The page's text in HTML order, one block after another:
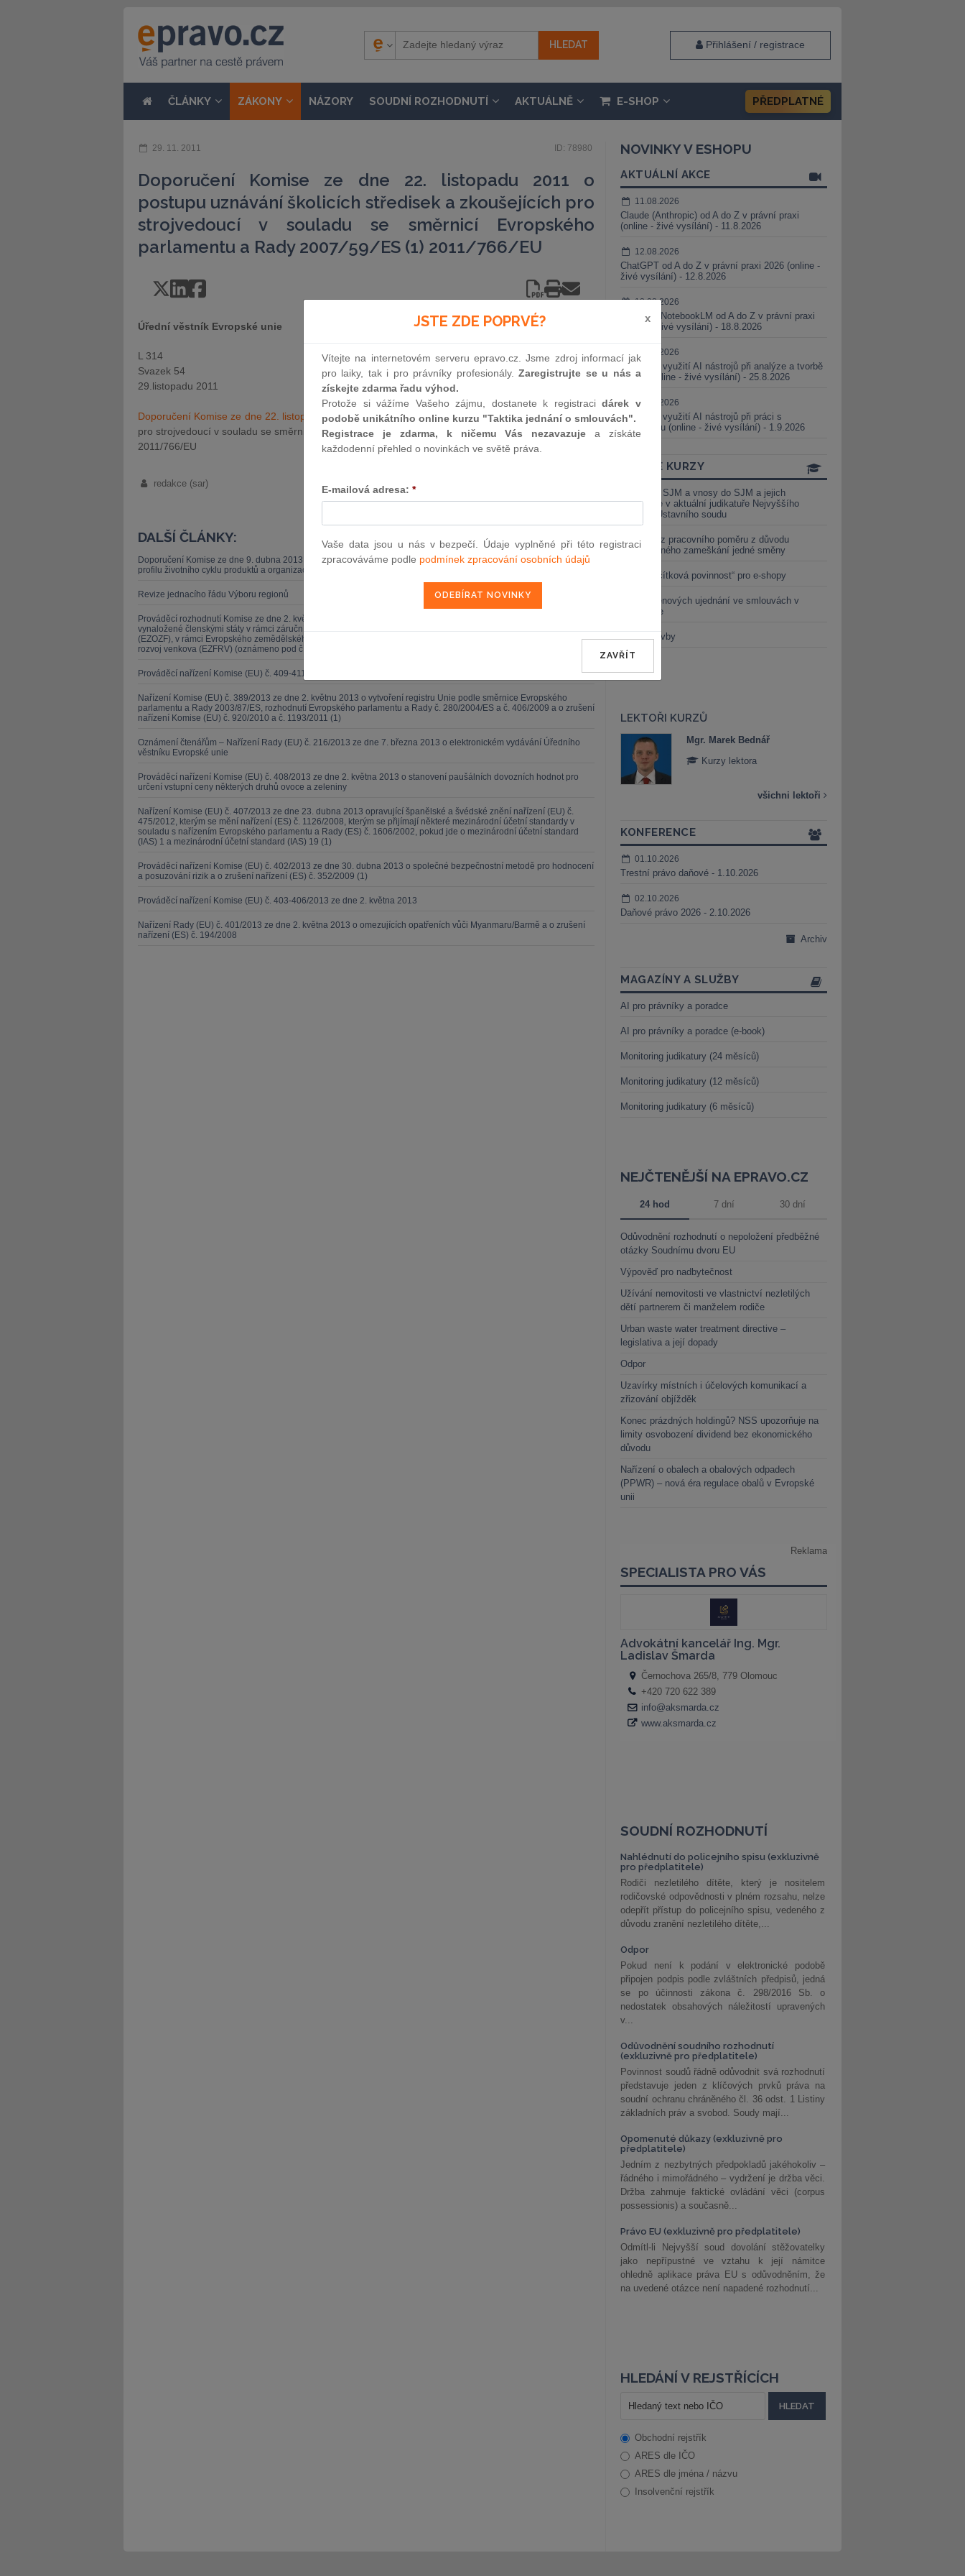
Přihlášení / registrace
ČLÁNKY ZÁKONY NÁZORY SOUDNÍ ROZHODNUTÍ AKTUÁLNĚ E-SHOP PŘEDPLATNÉ
29. 11. 2011 ID: 78980
Doporučení Komise ze dne 22. listopadu 2011 o
postupu uznávání školicích středisek a zkoušejících pro
strojvedoucí v souladu se směrnicí Evropského
parlamentu a Rady 2007/59/ES (1) 2011/766/EU
Úřední věstník Evropské unie
L 314
Svazek 54
29.listopadu 2011
Doporučení Komise ze dne 22. listopadu 2011o postupu uznávání školicích středisek a zkoušejících
pro strojvedoucí v souladu se směrnicí Evropského parlamentu a Rady 2007/59/ES (1)
2011/766/EU
redakce (sar)
DALŠÍ ČLÁNKY:
Doporučení Komise ze dne 9. dubna 2013 o používání společných metod pro měření a sdělování environmentálního
profilu životního cyklu produktů a organizací (1) 2013/179/EU
Revize jednacího řádu Výboru regionů
Prováděcí rozhodnutí Komise ze dne 2. května 2013, kterým se z financování Evropskou unií vylučují některé výdaje
vynaložené členskými státy v rámci záruční sekce Evropského zemědělského orientačního a záručního fondu
(EZOZF), v rámci Evropského zemědělského záručního fondu (EZZF) a v rámci Evropského zemědělského fondu pro
rozvoj venkova (EZFRV) (oznámeno pod číslem C(2013) 2436) 2013/214/EU
Prováděcí nařízení Komise (EU) č. 409-411/2013 ze dne 3. května 2013
Nařízení Komise (EU) č. 389/2013 ze dne 2. květnu 2013 o vytvoření registru Unie podle směrnice Evropského
parlamentu a Rady 2003/87/ES, rozhodnutí Evropského parlamentu a Rady č. 280/2004/ES a č. 406/2009 a o zrušení
nařízení Komise (EU) č. 920/2010 a č. 1193/2011 (1)
Oznámení čtenářům – Nařízení Rady (EU) č. 216/2013 ze dne 7. března 2013 o elektronickém vydávání Úředního
věstníku Evropské unie
Prováděcí nařízení Komise (EU) č. 408/2013 ze dne 2. května 2013 o stanovení paušálních dovozních hodnot pro
určení vstupní ceny některých druhů ovoce a zeleniny
Nařízení Komise (EU) č. 407/2013 ze dne 23. dubna 2013 opravující španělské a švédské znění nařízení (EU) č.
475/2012, kterým se mění nařízení (ES) č. 1126/2008, kterým se přijímají některé mezinárodní účetní standardy v
souladu s nařízením Evropského parlamentu a Rady (ES) č. 1606/2002, pokud jde o mezinárodní účetní standard
(IAS) 1 a mezinárodní účetní standard (IAS) 19 (1)
Prováděcí nařízení Komise (EU) č. 402/2013 ze dne 30. dubna 2013 o společné bezpečnostní metodě pro hodnocení
a posuzování rizik a o zrušení nařízení (ES) č. 352/2009 (1)
Prováděcí nařízení Komise (EU) č. 403-406/2013 ze dne 2. května 2013
Nařízení Rady (EU) č. 401/2013 ze dne 2. května 2013 o omezujících opatřeních vůči Myanmaru/Barmě a o zrušení
nařízení (ES) č. 194/2008
NOVINKY V ESHOPU
AKTUÁLNÍ AKCE
11.08.2026
Claude (Anthropic) od A do Z v právní praxi
(online - živé vysílání) - 11.8.2026
12.08.2026
ChatGPT od A do Z v právní praxi 2026 (online -
živé vysílání) - 12.8.2026
18.08.2026
Gemini a NotebookLM od A do Z v právní praxi
(online - živé vysílání) - 18.8.2026
25.08.2026
Praktické využití AI nástrojů při analýze a tvorbě
smluv (online - živé vysílání) - 25.8.2026
01.09.2026
Praktické využití AI nástrojů při práci s
judikaturou (online - živé vysílání) - 1.9.2026
ONLINE KURZY
Vnosy ze SJM a vnosy do SJM a jejich
valorizace v aktuální judikatuře Nejvyššího
soudu a Ústavního soudu
Výpověď z pracovního poměru z důvodu
neomluveného zameškání jedné směny
Nová „tlačítková povinnost“ pro e-shopy
Změna cenových ujednání ve smlouvách v
energetice
Černé stavby
LEKTOŘI KURZŮ
JUDr. Tomáš Nielsen
JUDr. Tomáš Sokol
JUDr. Martin Maisner, Ph.D.,
Kurzy lektora
Mgr. Marek Bednář
Kurzy lektora
všichni lektoři
KONFERENCE
01.10.2026
Trestní právo daňové - 1.10.2026
02.10.2026
Daňové právo 2026 - 2.10.2026
Archiv
MAGAZÍNY A SLUŽBY
AI pro právníky a poradce
AI pro právníky a poradce (e-book)
Monitoring judikatury (24 měsíců)
Monitoring judikatury (12 měsíců)
Monitoring judikatury (6 měsíců)
NEJČTENĚJŠÍ NA EPRAVO.CZ
24 hod 7 dní 30 dní
Odůvodnění rozhodnutí o nepoložení předběžné
otázky Soudnímu dvoru EU
Výpověď pro nadbytečnost
Užívání nemovitosti ve vlastnictví nezletilých
dětí partnerem či manželem rodiče
Urban waste water treatment directive –
legislativa a její dopady
Odpor
Uzavírky místních i účelových komunikací a
zřizování objížděk
Konec prázdných holdingů? NSS upozorňuje na
limity osvobození dividend bez ekonomického
důvodu
Nařízení o obalech a obalových odpadech
(PPWR) – nová éra regulace obalů v Evropské
unii
SOUDNÍ ROZHODNUTÍ
Nahlédnutí do policejního spisu (exkluzivně
pro předplatitele)
Rodiči nezletilého dítěte, který je nositelem
rodičovské odpovědnosti v plném rozsahu, nelze
odepřít přístup do policejního spisu, vedeného z
důvodu zranění nezletilého dítěte,...
Odpor
Pokud není k podání v elektronické podobě
připojen podpis podle zvláštních předpisů, jedná
se po účinnosti zákona č. 298/2016 Sb. o
nedostatek obsahových náležitostí upravených
v...
Odůvodnění soudního rozhodnutí
(exkluzivně pro předplatitele)
Povinnost soudů řádně odůvodnit svá rozhodnutí
představuje jeden z klíčových prvků práva na
soudní ochranu chráněného čl. 36 odst. 1 Listiny
základních práv a svobod. Soudy mají...
Opomenuté důkazy (exkluzivně pro
předplatitele)
Jedním z nezbytných předpokladů jakéhokoliv –
řádného i mimořádného – vydržení je držba věci.
Držba zahrnuje faktické ovládání věci (corpus
possessionis) a současně...
Právo EU (exkluzivně pro předplatitele)
Odmítl-li Nejvyšší soud dovolání stěžovatelky
jako nepřípustné ve vztahu k její námitce
ohledně aplikace práva EU s odůvodněním, že
na uvedené otázce není napadené rozhodnutí...
HLEDÁNÍ V REJSTŘÍCÍCH
Obchodní rejstřík
ARES dle IČO
ARES dle jména / názvu
Insolvenční rejstřík
JSTE ZDE POPRVÉ? x
Vítejte na internetovém serveru epravo.cz. Jsme zdroj informací jak
pro laiky, tak i pro právníky profesionály.Zaregistrujte se u nás a
získejte zdarma řadu výhod.
Protože si vážíme Vašeho zájmu, dostanete k registracidárek v
podobě unikátního online kurzu "Taktika jednání o smlouvách".
Registrace je zdarma, k ničemu Vás nezavazuje a získáte
každodenní přehled o novinkách ve světě práva.
E-mailová adresa: *
Vaše data jsou u nás v bezpečí. Údaje vyplněné při této registraci
zpracováváme podle podmínek zpracování osobních údajů
ZAVŘÍT